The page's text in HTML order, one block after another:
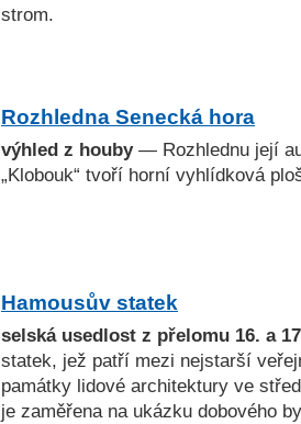
strom.
Rozhledna Senecká hora
výhled z houby— Rozhlednu její
„Klobouk“ tvoří horní vyhlídková
Hamousův statek
selská usedlost z přelomu 16. a
statek, jež patří mezi nejstarší
památky lidové architektury ve
je zaměřena na ukázku dobového